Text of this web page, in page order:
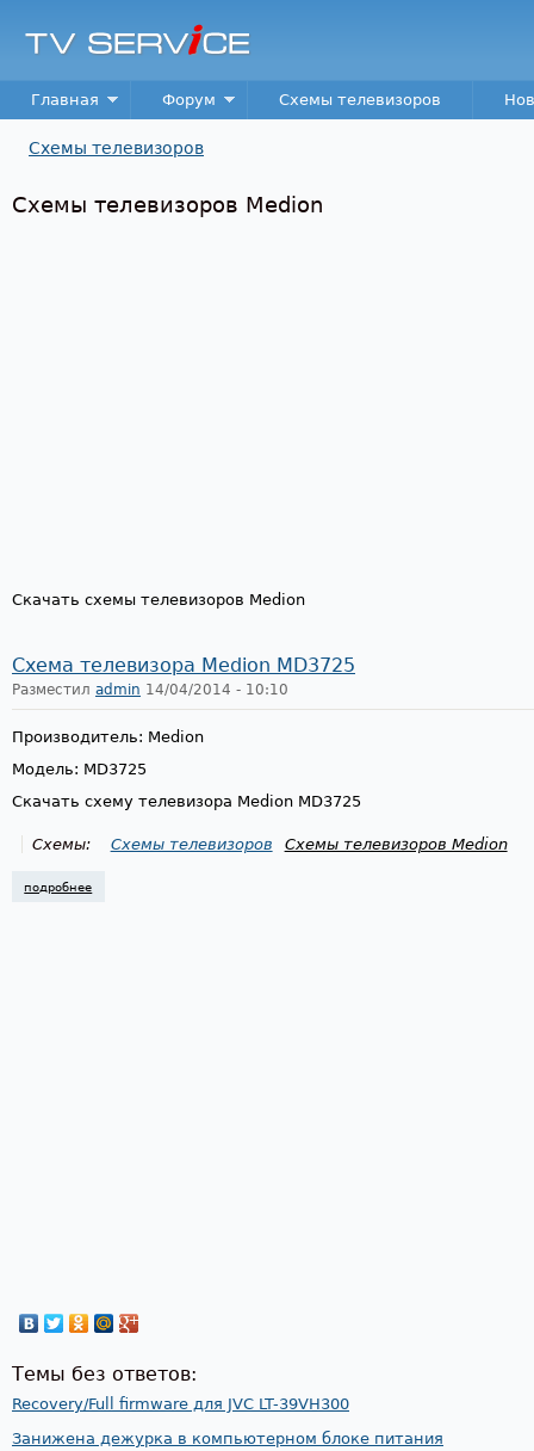
TV
Service
Main menu
Главная Форум Схемы телевизоров
Схемы телевизоров
Схемы телевизоров Medion
Скачать схемы телевизоров Medion
Схема телевизора Medion MD3725
Разместил admin 14/04/2014 - 10:10
Производитель: Medion
Модель: MD3725
Скачать схему телевизора Medion MD3725
Схемы: Схемы телевизоров Схемы телевизоров Medion
подробнее
Темы без ответов:
Recovery/Full firmware для JVC LT-39VH300
Занижена дежурка в компьютерном блоке питания